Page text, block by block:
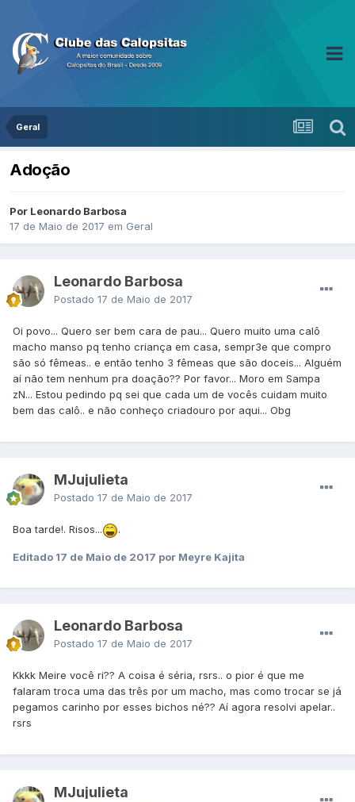
Geral
Adoção
Por Leonardo Barbosa
17 de Maio de 2017 em Geral
Leonardo Barbosa
Postado 17 de Maio de 2017
Oi povo... Quero ser bem cara de pau... Quero muito uma calô
macho manso pq tenho criança em casa, sempr3e que compro
são só fêmeas.. e então tenho 3 fêmeas que são doceis... Alguém
aí não tem nenhum pra doação?? Por favor... Moro em Sampa
zN... Estou pedindo pq sei que cada um de vocês cuidam muito
bem das calô.. e não conheço criadouro por aqui... Obg
MJujulieta
Postado 17 de Maio de 2017
Boa tarde!. Risos... .
Editado 17 de Maio de 2017 por Meyre Kajita
Leonardo Barbosa
Postado 17 de Maio de 2017
Kkkk Meire você ri?? A coisa é séria, rsrs.. o pior é que me
falaram troca uma das três por um macho, mas como trocar se já
pegamos carinho por esses bichos né?? Aí agora resolvi apelar..
rsrs
MJujulieta